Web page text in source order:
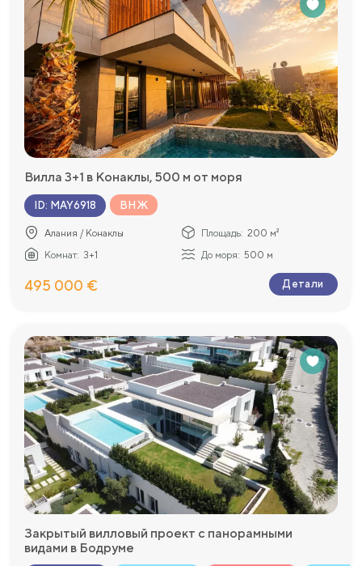
Вилла 3+1 в Конаклы, 500 м от моря
ID: MAY6918 ВНЖ
Алания / Конаклы Площадь: 200 м²
Комнат: 3+1 До моря: 500 м
495 000 € Детали
Закрытый вилловый проект с панорамными
видами в Бодруме